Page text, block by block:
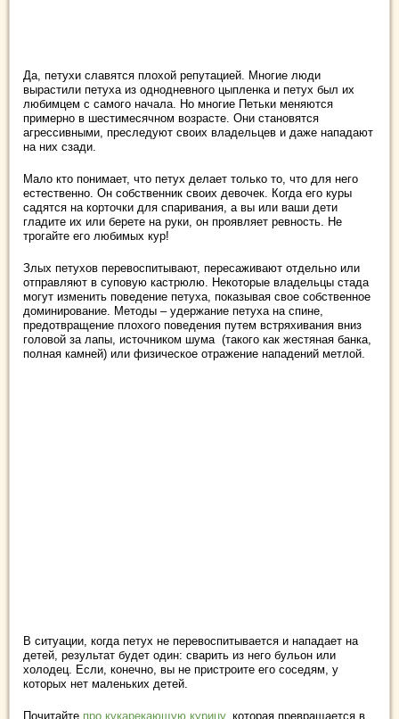
Да, петухи славятся плохой репутацией. Многие люди
вырастили петуха из однодневного цыпленка и петух был их
любимцем с самого начала. Но многие Петьки меняются
примерно в шестимесячном возрасте. Они становятся
агрессивными, преследуют своих владельцев и даже нападают
на них сзади.
Мало кто понимает, что петух делает только то, что для него
естественно. Он собственник своих девочек. Когда его куры
садятся на корточки для спаривания, а вы или ваши дети
гладите их или берете на руки, он проявляет ревность. Не
трогайте его любимых кур!
Злых петухов перевоспитывают, пересаживают отдельно или
отправляют в суповую кастрюлю. Некоторые владельцы стада
могут изменить поведение петуха, показывая свое собственное
доминирование. Методы – удержание петуха на спине,
предотвращение плохого поведения путем встряхивания вниз
головой за лапы, источником шума (такого как жестяная банка,
полная камней) или физическое отражение нападений метлой.
В ситуации, когда петух не перевоспитывается и нападает на
детей, результат будет один: сварить из него бульон или
холодец. Если, конечно, вы не пристроите его соседям, у
которых нет маленьких детей.
Почитайте про кукарекающую курицу, которая превращается в